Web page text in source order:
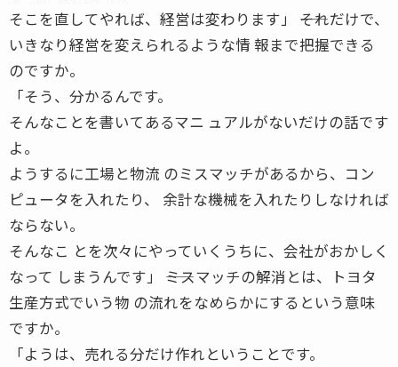
そこを直してやれば、経営は変わります」 ――それだけで、
いきなり経営を変えられるような情 報まで把握できる
のですか。
「そう、分かるんです。
そんなことを書いてあるマニ ュアルがないだけの話です
よ。
ようするに工場と物流 のミスマッチがあるから、コン
ピュータを入れたり、 余計な機械を入れたりしなければ
ならない。
そんなこ とを次々にやっていくうちに、会社がおかしく
なって しまうんです」 ――ミスマッチの解消とは、トヨタ
生産方式でいう物 の流れをなめらかにするという意味
ですか。
「ようは、売れる分だけ作れということです。